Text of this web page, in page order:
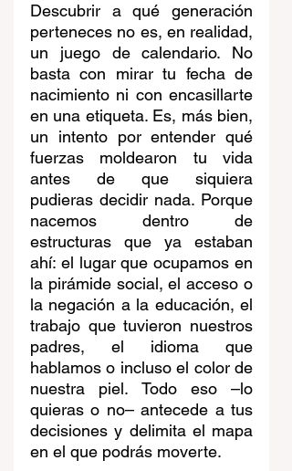
Descubrir a qué generación
perteneces no es, en realidad,
un juego de calendario. No
basta con mirar tu fecha de
nacimiento ni con encasillarte
en una etiqueta. Es, más bien,
un intento por entender qué
fuerzas moldearon tu vida
antes de que siquiera
pudieras decidir nada. Porque
nacemos dentro de
estructuras que ya estaban
ahí: el lugar que ocupamos en
la pirámide social, el acceso o
la negación a la educación, el
trabajo que tuvieron nuestros
padres, el idioma que
hablamos o incluso el color de
nuestra piel. Todo eso –lo
quieras o no– antecede a tus
decisiones y delimita el mapa
en el que podrás moverte.